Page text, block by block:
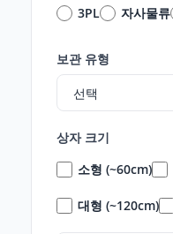
3PL
자사물류
보관 유형
상자 크기
소형 (~60cm)
대형 (~120cm)